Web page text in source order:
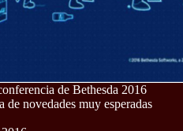
de Bethesda 2016
novedades muy esperadas